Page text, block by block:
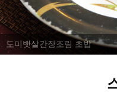
도미뱃살간장조림 초밥